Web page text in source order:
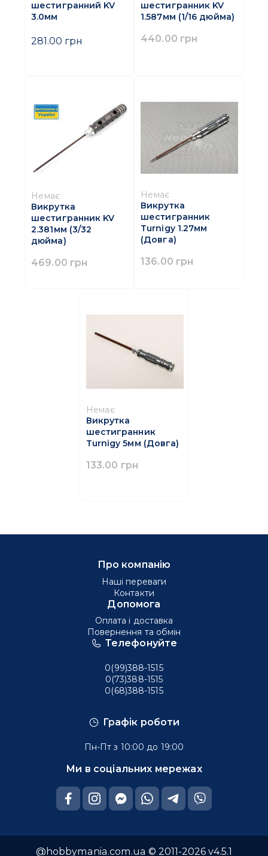
шестигранний KV
3.0мм
281.00 грн
шестигранник KV
1.587мм (1/16 дюйма)
440.00 грн
Немає
Викрутка
шестигранник KV
2.381мм (3/32
дюйма)
469.00 грн
Немає
Викрутка
шестигранник
Turnigy 1.27мм
(Довга)
136.00 грн
Немає
Викрутка
шестигранник
Turnigy 5мм (Довга)
133.00 грн
Графік роботи
Пн-Пт з 10:00 до 19:00
Ми в соціальних мережах
Телефонуйте
0(99)388-1515
0(73)388-1515
0(68)388-1515
Про компанію
Наші переваги
Контакти
Допомога
Оплата і доставка
Повернення та обмін
@hobbymania.com.ua © 2011-2026 v4.5.1